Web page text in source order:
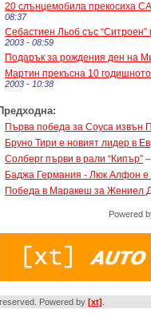
20 слънцемобила прекосиха
08:37
Себастиен Льоб със
2003 - 08:59
Подарък за рождения ден на
Мартин прекъсна 10
2003 - 10:38
Първа победа за Соуса извън
Бруно Тири е новият лидер в
Солберг първи в рали “Кипър”
Баджа Германия - Люк Алфон е
Победа в Маракеш за Жениел
Powered
Powered by [xt]